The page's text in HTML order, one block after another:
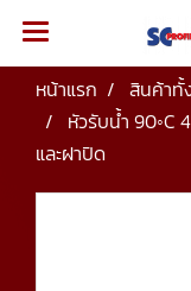
หน้าแรก สินค้าทั้
หัวรับน้ำ 90◦C
และฝาปิด